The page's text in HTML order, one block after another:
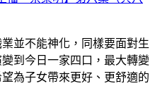
並不能神化，同樣要面對生
到今日一家四口，最大轉變
為子女帶來更好、更舒適的